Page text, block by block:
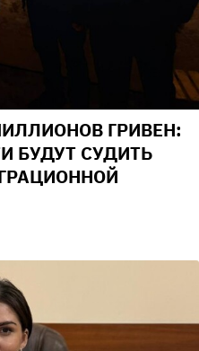
ГРИВЕН:
БУДУТ СУДИТЬ